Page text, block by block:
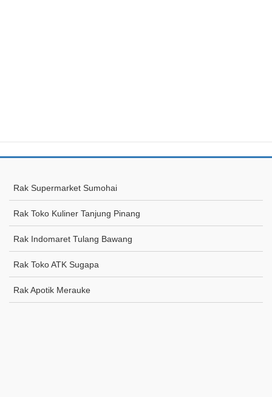
Rak Supermarket Sumohai
Rak Toko Kuliner Tanjung Pinang
Rak Indomaret Tulang Bawang
Rak Toko ATK Sugapa
Rak Apotik Merauke